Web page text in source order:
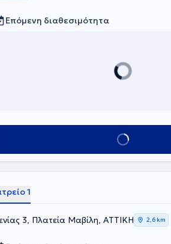
Επόμενη διαθεσιμότητα
Κλείσε ραντεβού
1
3, Πλατεία Μαβίλη, ΑΤΤΙΚΗ 2,6 km